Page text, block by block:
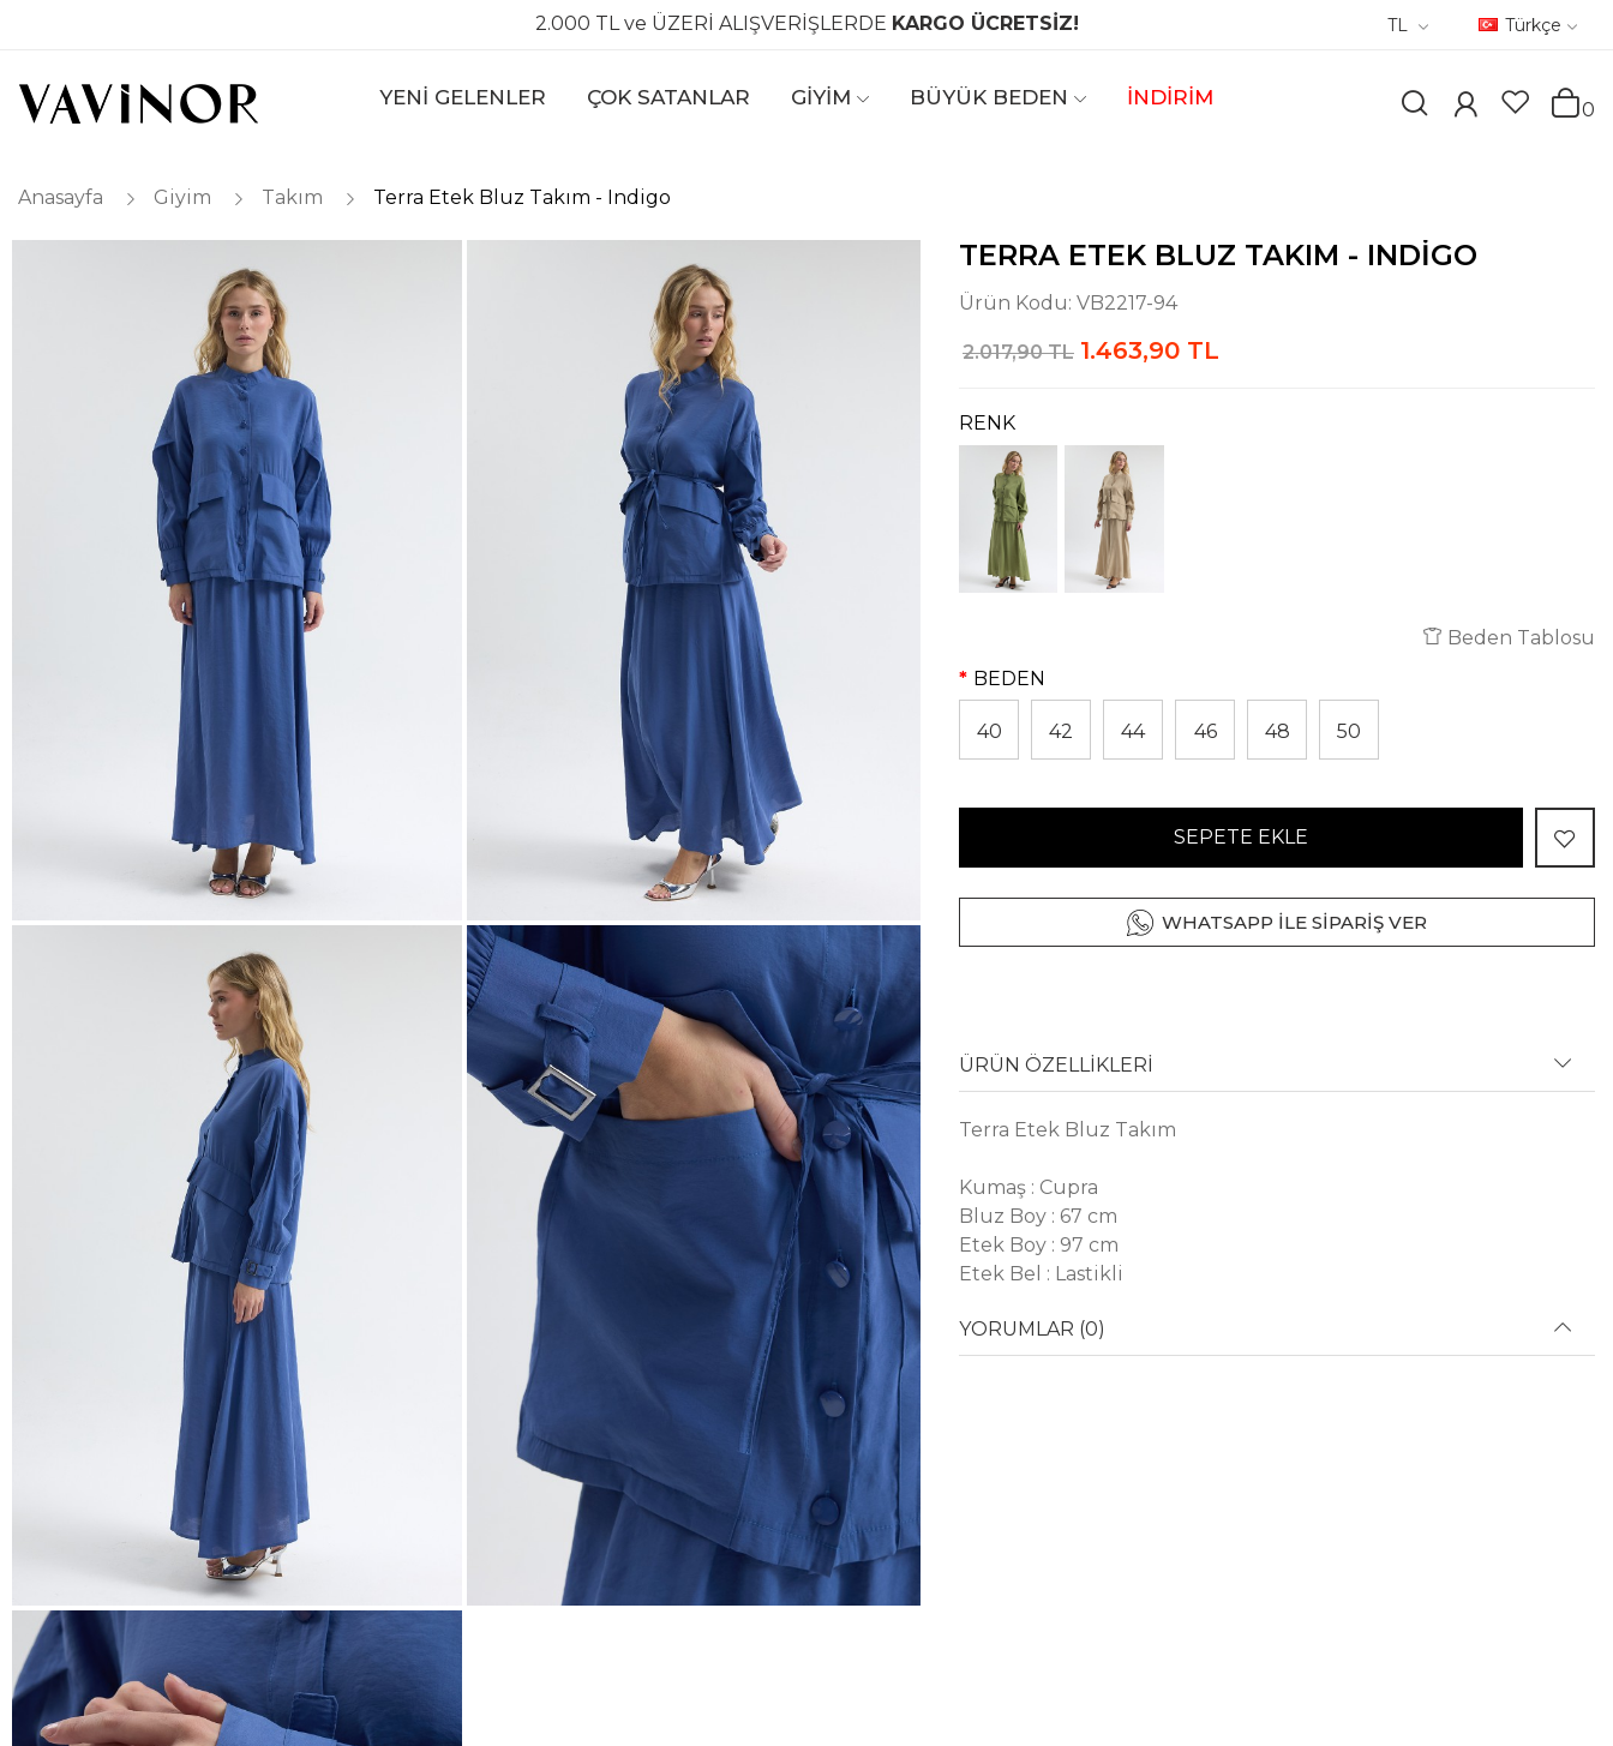
2.000 TL ve ÜZERİ ALIŞVERİŞLERDE KARGO ÜCRETSİZ! TL Türkçe
YENİ GELENLER ÇOK SATANLAR GİYİM BÜYÜK BEDEN İNDİRİM
0
Anasayfa Giyim Takım Terra Etek Bluz Takım - Indigo
TERRA ETEK BLUZ TAKIM - INDIGO
Ürün Kodu: VB2217-94
2.017,90 TL 1.463,90 TL
RENK
Beden Tablosu
BEDEN
40 42 44 46 48 50
SEPETE EKLE
WHATSAPP İLE SİPARİŞ VER
ÜRÜN ÖZELLİKLERİ
Terra Etek Bluz Takım
Kumaş : Cupra
Bluz Boy : 67 cm
Etek Boy : 97 cm
Etek Bel : Lastikli
YORUMLAR (0)